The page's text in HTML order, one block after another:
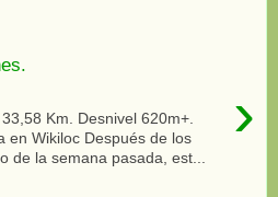
›
Km. Desnivel 620m+.
en Wikiloc Después de los
de la semana pasada, est...